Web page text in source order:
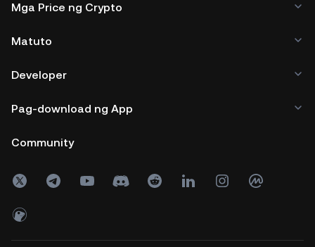
Mga Price ng Crypto
Matuto
Developer
Pag-download ng App
Community